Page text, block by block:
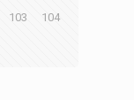
103 104